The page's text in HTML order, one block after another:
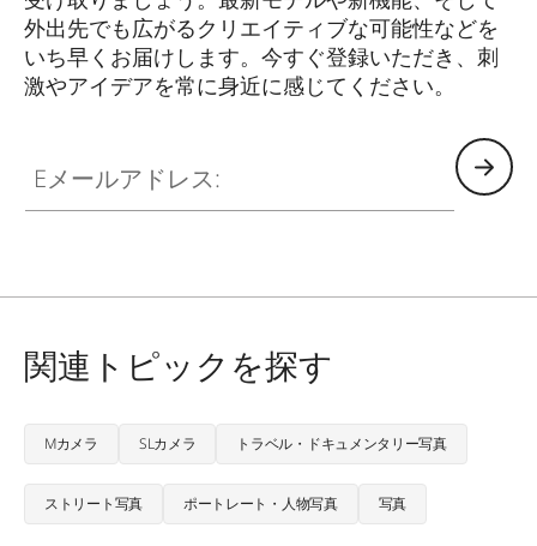
外出先でも広がるクリエイティブな可能性などを
いち早くお届けします。今すぐ登録いただき、刺
激やアイデアを常に身近に感じてください。
関連トピックを探す
Mカメラ SLカメラ トラベル・ドキュメンタリー写真
ストリート写真 ポートレート・人物写真 写真